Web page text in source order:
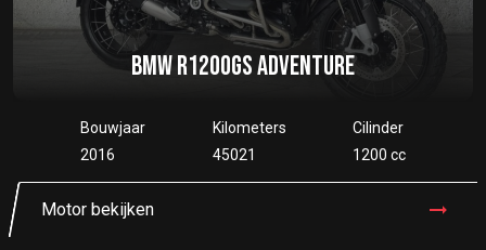
BMW R1200GS ADVENTURE
Bouwjaar
2016
Kilometers
45021
Cilinder
1200 cc
Motor bekijken